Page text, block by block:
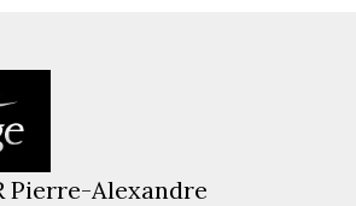
Pierre-Alexandre